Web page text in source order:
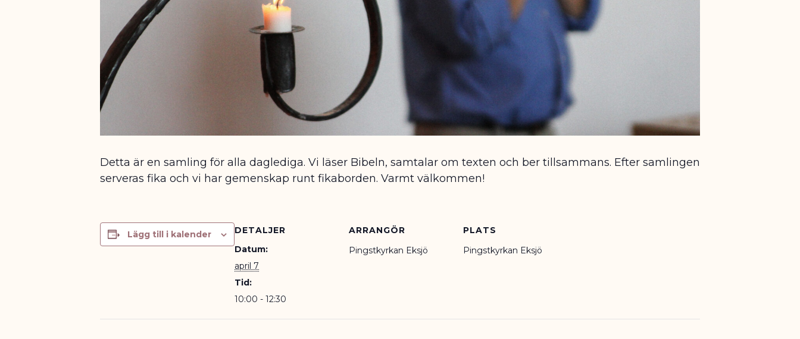
Detta är en samling för alla daglediga. Vi läser Bibeln, samtalar om texten och ber tillsammans. Efter samlingen
serveras fika och vi har gemenskap runt fikaborden. Varmt välkommen!
Lägg till i kalender
DETALJER
Datum:
april 7
Tid:
10:00 - 12:30
ARRANGÖR
Pingstkyrkan Eksjö
PLATS
Pingstkyrkan Eksjö